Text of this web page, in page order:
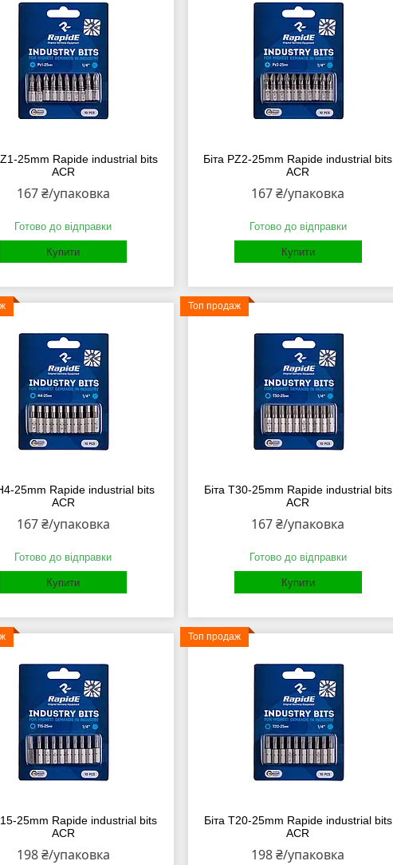
25mm Rapide industrial bits
ACR
167 ₴/упаковка
Готово до відправки
Купити
Біта PZ2-25mm Rapide industrial bits
ACR
167 ₴/упаковка
Готово до відправки
Купити
25mm Rapide industrial bits
ACR
167 ₴/упаковка
Готово до відправки
Купити
Топ продаж
Біта Т30-25mm Rapide industrial bits
ACR
167 ₴/упаковка
Готово до відправки
Купити
25mm Rapide industrial bits
ACR
198 ₴/упаковка
Топ продаж
Біта Т20-25mm Rapide industrial bits
ACR
198 ₴/упаковка